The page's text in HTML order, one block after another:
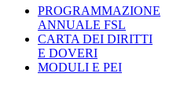
PROGRAMMAZIONE
ANNUALE FSL
CARTA DEI DIRITTI
E DOVERI
MODULI E PEI